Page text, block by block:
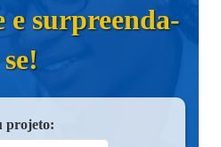
e surpreenda-
se!
projeto: